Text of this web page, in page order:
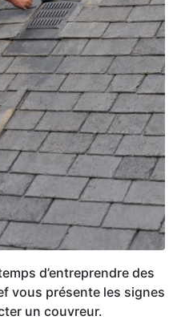
d’entreprendre des
vous présente les signes
un couvreur.